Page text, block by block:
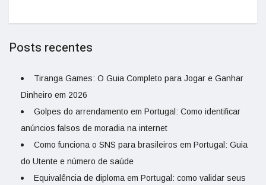
Posts recentes
Tiranga Games: O Guia Completo para Jogar e Ganhar
Dinheiro em 2026
Golpes do arrendamento em Portugal: Como identificar
anúncios falsos de moradia na internet
Como funciona o SNS para brasileiros em Portugal: Guia
do Utente e número de saúde
Equivalência de diploma em Portugal: como validar seus